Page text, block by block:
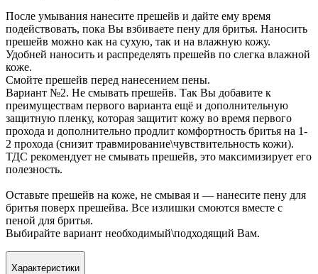
После умывания нанесите прешейв и дайте ему время
подействовать, пока Вы взбиваете пену для бритья. Наносить
прешейв можно как на сухую, так и на влажную кожу.
Удобней наносить и распределять прешейв по слегка влажной
коже.
Смойте прешейв перед нанесением пены.
Вариант №2. Не смывать прешейв. Так Вы добавите к
преимуществам первого варианта ещё и дополнительную
защитную пленку, которая защитит кожу во время первого
прохода и дополнительно продлит комфортность бритья на 1-
2 прохода (снизит травмирование\чувствительность кожи).
ТДС рекомендует не смывать прешейв, это максимизирует его
полезность.
Оставьте прешейв на коже, не смывая и — нанесите пену для
бритья поверх прешейва. Все излишки смоются вместе с
пеной для бритья.
Выбирайте вариант необходимый\подходящий Вам.
Характеристики